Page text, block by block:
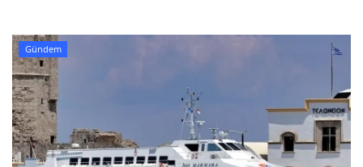
Sağlık
Ekonomi
Gündem
Gündem